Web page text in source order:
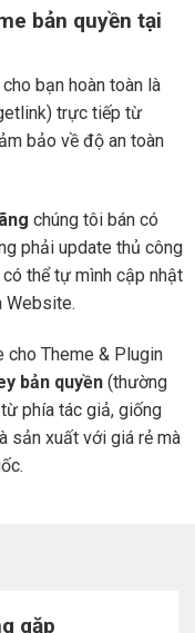
bản quyền tại
bạn hoàn toàn là
trực tiếp từ
bảo về độ an toàn
chúng tôi bán có
phải update thủ công
thể tự mình cập nhật
Website.
cho Theme & Plugin
bản quyền (thường
phía tác giả, giống
sản xuất với giá rẻ mà
gặp